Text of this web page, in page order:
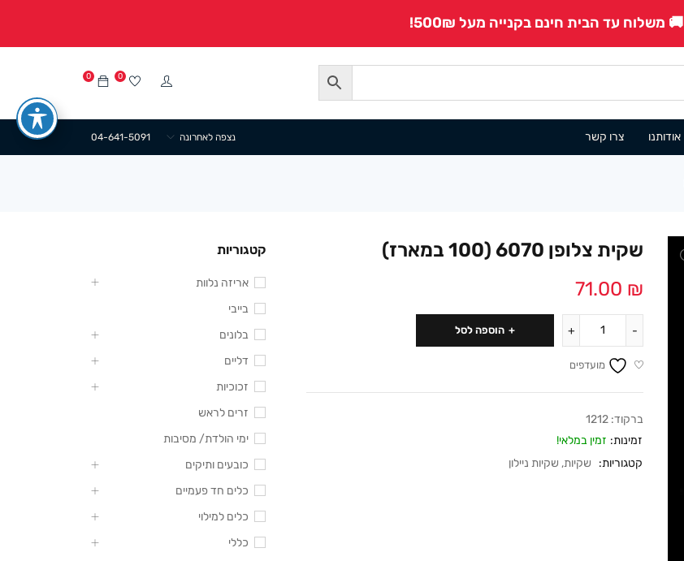
🚚 משלוח עד הבית חינם בקנייה מעל 500₪!
0 0
אודותנו צרו קשר 04-641-5091 נצפה לאחרונה
שקית צלופן 6070 (100 במארז)
71.00 ₪
הוספה לסל
מועדפים
ברקוד: 1212
זמינות: זמין במלאי!
קטגוריות:
שקיות, שקיות ניילון
קטגוריות
אריזה נלוות
בייבי
בלונים
דליים
זכוכיות
זרים לראש
ימי הולדת/ מסיבות
כובעים ותיקים
כלים חד פעמיים
כלים למילוי
כללי